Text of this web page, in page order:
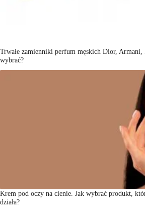
Trwałe zamienniki perfum męskich Dior, Armani,
wybrać?
Krem pod oczy na cienie. Jak wybrać produkt,
działa?